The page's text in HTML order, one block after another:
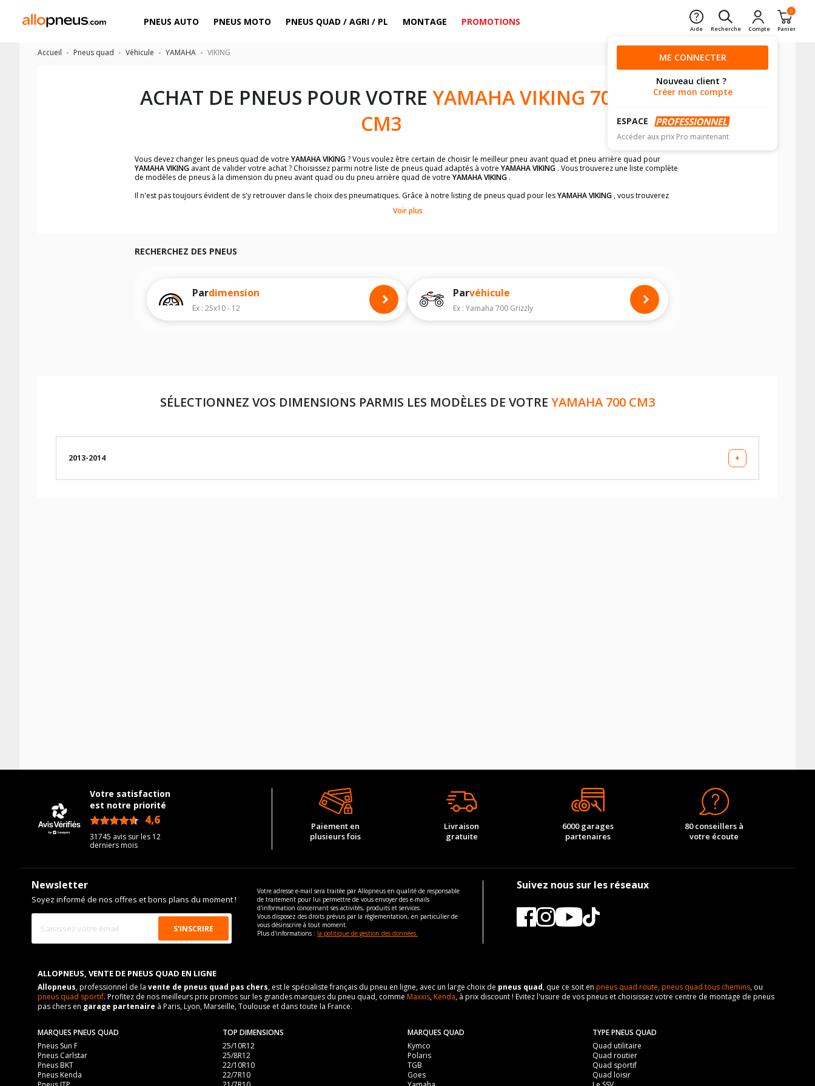
PNEUS AUTO PNEUS MOTO PNEUS QUAD / AGRI / PL MONTAGE PROMOTIONS
Aide Recherche Compte
0
Panier
ME CONNECTER
Nouveau client ?
Créer mon compte
ESPACE
Accéder aux prix Pro maintenant
Accueil Pneus quad Véhicule YAMAHA VIKING
ACHAT DE PNEUS POUR VOTREYAMAHA VIKING 700
CM3
Vous devez changer les pneus quad de votre YAMAHA VIKING? Vous voulez être certain de choisir le meilleur pneu avant quad et pneu arrière quad pour
YAMAHA VIKING avant de valider votre achat ? Choisissez parmi notre liste de pneus quad adaptés à votre YAMAHA VIKING . Vous trouverez une liste complète
de modèles de pneus à la dimension du pneu avant quad ou du pneu arrière quad de votre YAMAHA VIKING .
Il n'est pas toujours évident de s'y retrouver dans le choix des pneumatiques. Grâce à notre listing de pneus quad pour lesYAMAHA VIKING , vous trouverez
Les images du pneu quad, les avis clients et un descriptif complet du modèle, vous permettra de faire le bon choix de pneus quad pour votre
Pour voir notre liste de pneus quad, veuillez sélectionner la dimension de votre quad
Voir plus
RECHERCHEZ DES PNEUS
Pardimension
Ex : 25x10 - 12
Parvéhicule
Ex : Yamaha 700 Grizzly
SÉLECTIONNEZ VOS DIMENSIONS PARMIS LES MODÈLES DE VOTRE YAMAHA 700 CM3
2013-2014
+
Votre satisfaction
est notre priorité
4,6
31745 avis sur les 12
derniers mois
Paiement en
plusieurs fois
Livraison
gratuite
6000 garages
partenaires
80 conseillers à
votre écoute
Newsletter
Soyez informé de nos offres et bons plans du moment !
Votre adresse e-mail sera traitée par Allopneus en qualité de responsable
de traitement pour lui permettre de vous envoyer des e-mails
d'information concernant ses activités, produits et services.
Vous disposez des droits prévus par la règlementation, en particulier de
vous désinscrire à tout moment.
Plus d'informations : la politique de gestion des données.
Suivez nous sur les réseaux
ALLOPNEUS, VENTE DE PNEUS QUAD EN LIGNE
Allopneus, professionnel de la vente de pneus quad pas chers, est le spécialiste français du pneu en ligne, avec un large choix de pneus quad, que ce soit en pneus quad route,pneus quad tous chemins, ou
pneus quad sportif. Profitez de nos meilleurs prix promos sur les grandes marques du pneu quad, comme Maxxis,Kenda, à prix discount ! Evitez l'usure de vos pneus et choisissez votre centre de montage de pneus
pas chers en garage partenaire à Paris, Lyon, Marseille, Toulouse et dans toute la France.
MARQUES PNEUS QUAD
Pneus Sun F
Pneus Carlstar
Pneus BKT
Pneus Kenda
TOP DIMENSIONS
25/10R12
25/8R12
22/10R10
22/7R10
MARQUES QUAD
Kymco
Polaris
TGB
Goes
TYPE PNEUS QUAD
Quad utilitaire
Quad routier
Quad sportif
Quad loisir